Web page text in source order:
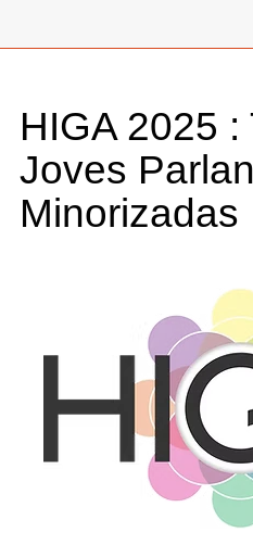
HIGA 2025
Joves
Minorizadas